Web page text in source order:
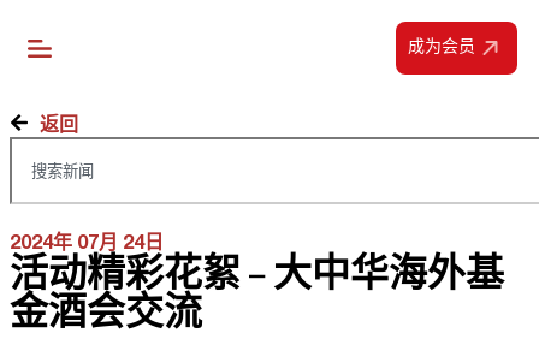
成为会员
返回
2024年 07月 24日
活动精彩花絮 – 大中华海外基
金酒会交流